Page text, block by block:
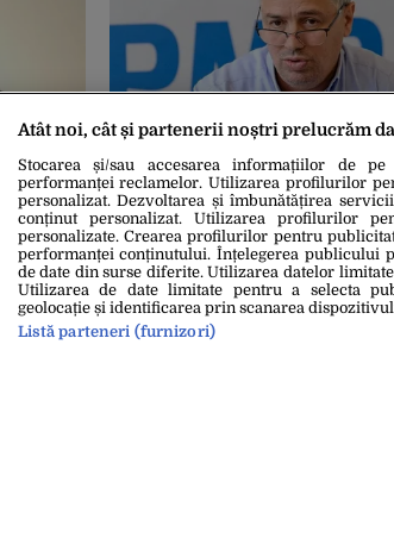
02 Dec. 2020, 12:48
Petru Movilă (PMP): „Şcolile
redeschise pentru că altfel
societate de diletanţi şi de
funcţionali”
Atât noi, cât și partenerii noștri prelucrăm
Stocarea și/sau accesarea informațiilor de
performanței reclamelor. Utilizarea profilurilor
personalizat. Dezvoltarea și îmbunătățirea
conținut personalizat. Utilizarea profilurilor
personalizate. Crearea profilurilor pentru
performanței conținutului. Înțelegerea publicului
de date din surse diferite. Utilizarea datelor
Utilizarea de date limitate pentru a selecta
geolocație și identificarea prin scanarea
Listă parteneri (furnizori)